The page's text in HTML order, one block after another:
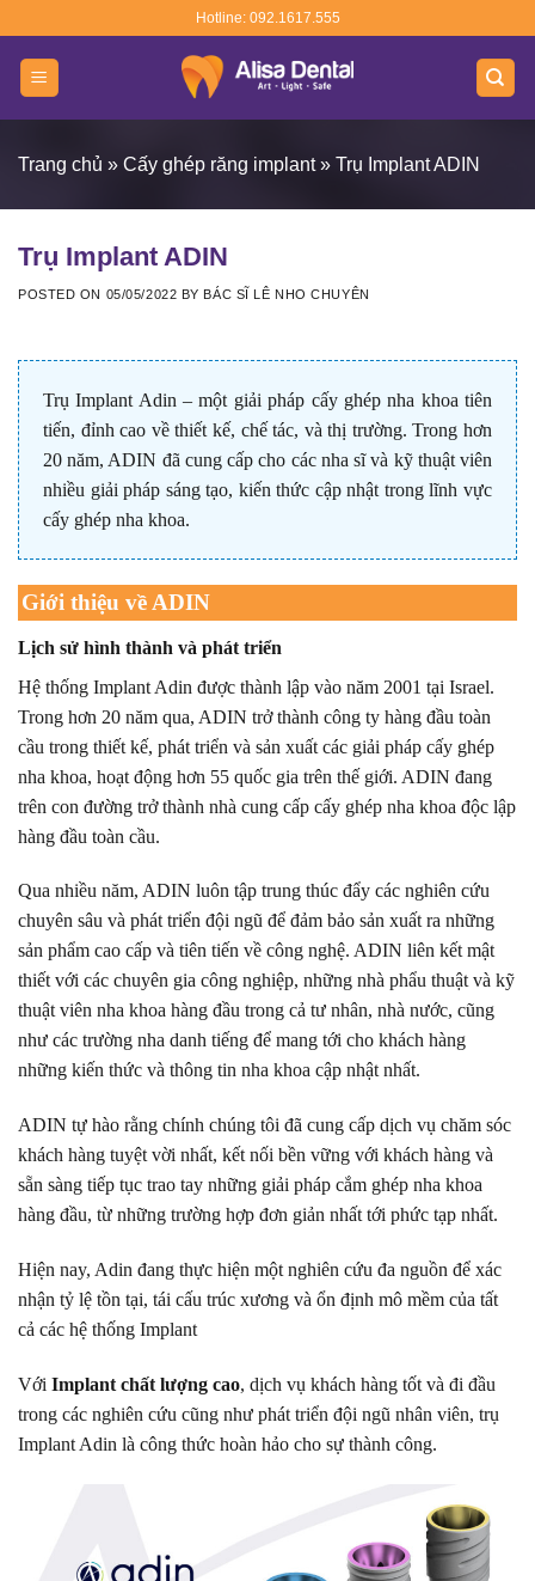
content
Hotline: 092.1617.555
Trang chủ » Cấy ghép răng implant» Trụ Implant ADIN
Trụ Implant ADIN
POSTED ON 05/05/2022 BY BÁC SĨ LÊ NHO CHUYÊN
Trụ Implant Adin – một giải pháp cấy ghép nha khoa tiên
tiến, đỉnh cao về thiết kế, chế tác, và thị trường. Trong hơn
20 năm, ADIN đã cung cấp cho các nha sĩ và kỹ thuật viên
nhiều giải pháp sáng tạo, kiến thức cập nhật trong lĩnh vực
cấy ghép nha khoa.
Giới thiệu về ADIN
Lịch sử hình thành và phát triển
Hệ thống Implant Adin được thành lập vào năm 2001 tại Israel.
Trong hơn 20 năm qua, ADIN trở thành công ty hàng đầu toàn
cầu trong thiết kế, phát triển và sản xuất các giải pháp cấy ghép
nha khoa, hoạt động hơn 55 quốc gia trên thế giới. ADIN đang
trên con đường trở thành nhà cung cấp cấy ghép nha khoa độc lập
hàng đầu toàn cầu.
Qua nhiều năm, ADIN luôn tập trung thúc đẩy các nghiên cứu
chuyên sâu và phát triển đội ngũ để đảm bảo sản xuất ra những
sản phẩm cao cấp và tiên tiến về công nghệ. ADIN liên kết mật
thiết với các chuyên gia công nghiệp, những nhà phẩu thuật và kỹ
thuật viên nha khoa hàng đầu trong cả tư nhân, nhà nước, cũng
như các trường nha danh tiếng để mang tới cho khách hàng
những kiến thức và thông tin nha khoa cập nhật nhất.
ADIN tự hào rằng chính chúng tôi đã cung cấp dịch vụ chăm sóc
khách hàng tuyệt vời nhất, kết nối bền vững với khách hàng và
sẵn sàng tiếp tục trao tay những giải pháp cắm ghép nha khoa
hàng đầu, từ những trường hợp đơn giản nhất tới phức tạp nhất.
Hiện nay, Adin đang thực hiện một nghiên cứu đa nguồn để xác
nhận tỷ lệ tồn tại, tái cấu trúc xương và ổn định mô mềm của tất
cả các hệ thống Implant
Với Implant chất lượng cao, dịch vụ khách hàng tốt và đi đầu
trong các nghiên cứu cũng như phát triển đội ngũ nhân viên, trụ
Implant Adin là công thức hoàn hảo cho sự thành công.